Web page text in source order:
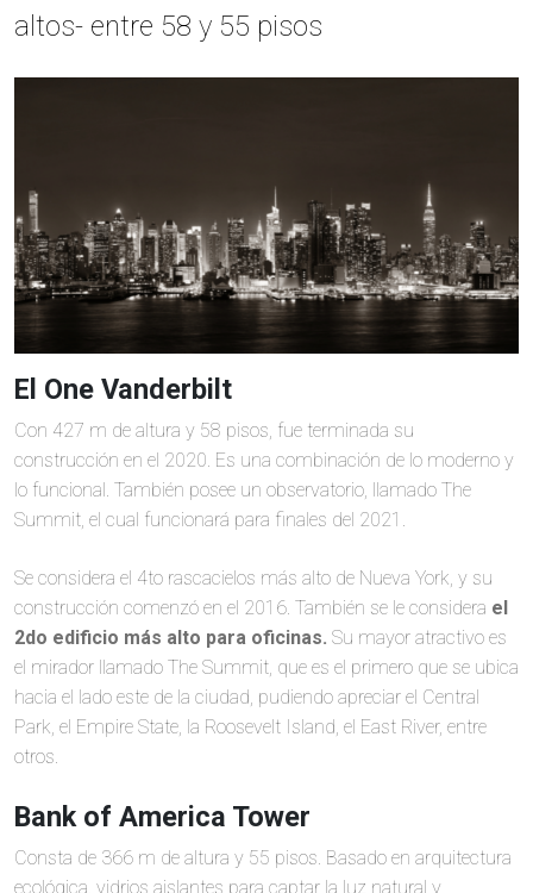
altos- entre 58 y 55 pisos
El One Vanderbilt
Con 427 m de altura y 58 pisos, fue terminada su
construcción en el 2020. Es una combinación de lo moderno y
lo funcional. También posee un observatorio, llamado The
Summit, el cual funcionará para finales del 2021.
Se considera el 4to rascacielos más alto de Nueva York, y su
construcción comenzó en el 2016. También se le considera el
2do edificio más alto para oficinas. Su mayor atractivo es
el mirador llamado The Summit, que es el primero que se ubica
hacia el lado este de la ciudad, pudiendo apreciar el Central
Park, el Empire State, la Roosevelt Island, el East River, entre
otros.
Bank of America Tower
Consta de 366 m de altura y 55 pisos. Basado en arquitectura
ecológica, vidrios aislantes para captar la luz natural y